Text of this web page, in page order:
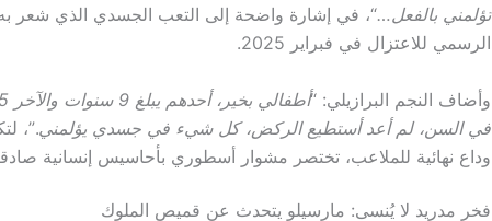
تؤلمني بالفعل…“، في إشارة واضحة إلى التعب الجسدي الذي شعر
الرسمي للاعتزال في فبراير 2025.
وأضاف النجم البرازيلي: “
في السن، لم أعد أستطيع الركض، كل شيء في جسدي يؤلمني.”،
وداع نهائية للملاعب، تختصر مشوار أسطوري بأحاسيس إنسانية
فخر مدريد لا يُنسى: مارسيلو يتحدث عن قميص الملوك